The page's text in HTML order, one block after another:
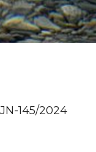
145/2024